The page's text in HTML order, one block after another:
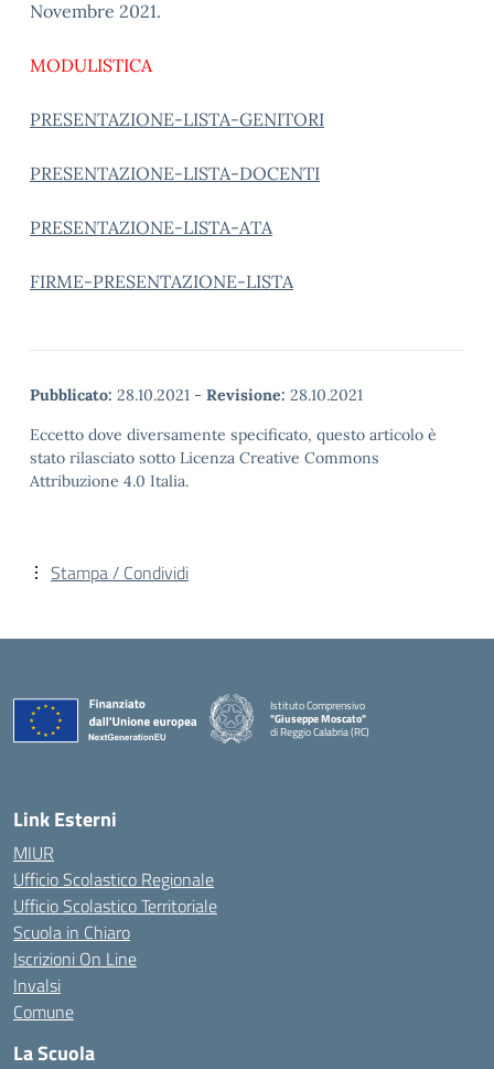
Novembre 2021.
MODULISTICA
PRESENTAZIONE-LISTA-GENITORI
PRESENTAZIONE-LISTA-DOCENTI
PRESENTAZIONE-LISTA-ATA
FIRME-PRESENTAZIONE-LISTA
Pubblicato: 28.10.2021 - Revisione: 28.10.2021
Eccetto dove diversamente specificato, questo articolo è
stato rilasciato sotto Licenza Creative Commons
Attribuzione 4.0 Italia.
Stampa / Condividi
Istituto Comprensivo
"Giuseppe Moscato"
di Reggio Calabria (RC)
— Visita la pagina iniziale della scuola
Link Esterni
MIUR
Ufficio Scolastico Regionale
Ufficio Scolastico Territoriale
Scuola in Chiaro
Iscrizioni On Line
Invalsi
Comune
La Scuola